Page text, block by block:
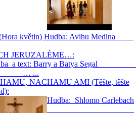
(Hora květin) Hudba: Avihu Medina
JERUZALÉME…:
a text: Barry a Batya Segal
...
NACHAMU AMI (Těšte, těšte
Hudba: Shlomo Carlebach